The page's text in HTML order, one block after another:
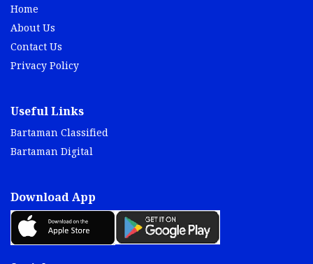
Home
About Us
Contact Us
Privacy Policy
Useful Links
Bartaman Classified
Bartaman Digital
Download App